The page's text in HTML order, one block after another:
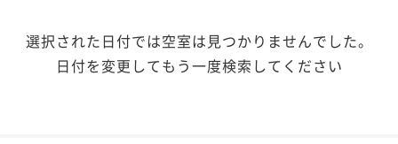
選択された日付では空室は見つかりませんでした。
日付を変更してもう一度検索してください